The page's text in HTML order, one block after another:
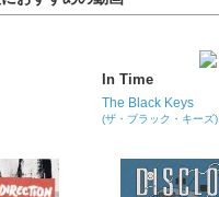
In Time
The Black Keys
(ザ・ブラック・キーズ)